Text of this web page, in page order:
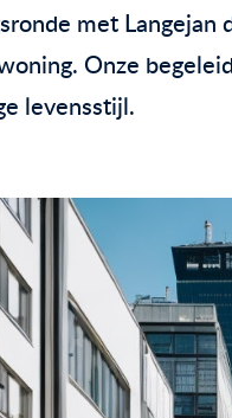
met
Onze
levensstijl.